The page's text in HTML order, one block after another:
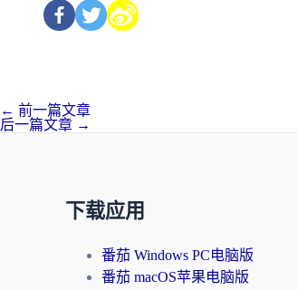
← 前一篇文章
后一篇文章 →
下载应用
番茄 Windows PC电脑版
番茄 macOS苹果电脑版